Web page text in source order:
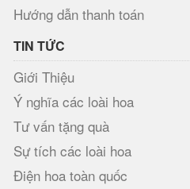
Hướng dẫn thanh toán
TIN TỨC
Giới Thiệu
Ý nghĩa các loài hoa
Tư vấn tặng quà
Sự tích các loài hoa
Điện hoa toàn quốc